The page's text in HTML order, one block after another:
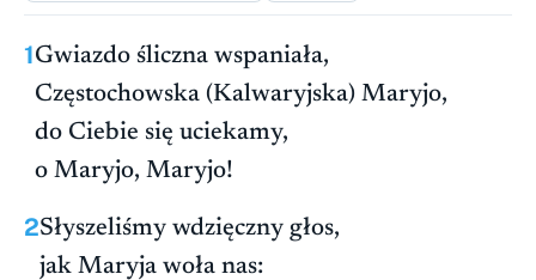
1Gwiazdo śliczna wspaniała,
Częstochowska (Kalwaryjska) Maryjo,
do Ciebie się uciekamy,
o Maryjo, Maryjo!
2Słyszeliśmy wdzięczny głos,
jak Maryja woła nas: